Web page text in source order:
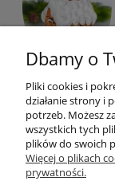
Dbamy o
Pliki cookies i
działanie strony i
potrzeb. Możesz
wszystkich tych
plików do swoich
Więcej o plikach
prywatności.